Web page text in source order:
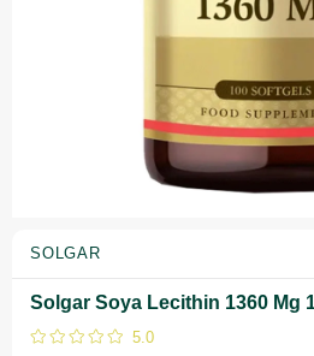
SOLGAR
Solgar Soya Lecithin 1360 Mg
5.0